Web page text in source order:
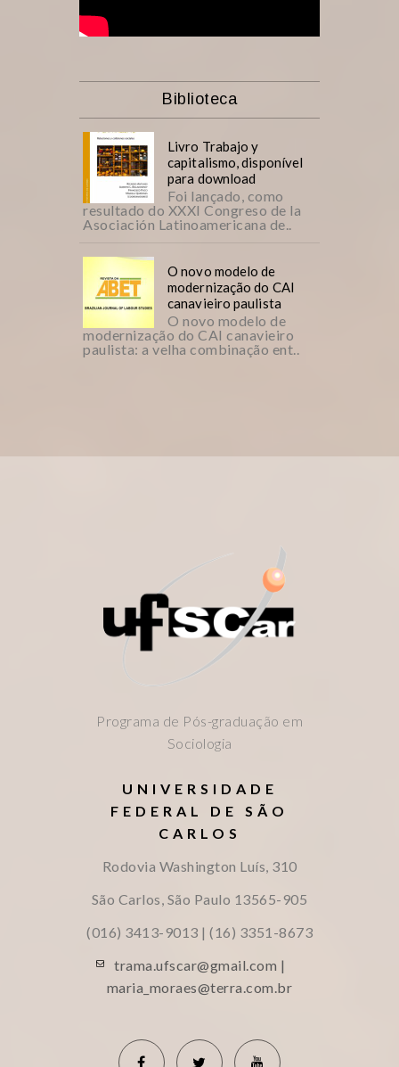
Biblioteca
Livro Trabajo y
capitalismo, disponível
para download
Foi lançado, como
resultado do XXXI Congreso de la
Asociación Latinoamericana de..
O novo modelo de
modernização do CAI
canavieiro paulista
O novo modelo de
modernização do CAI canavieiro
paulista: a velha combinação ent..
Programa de Pós-graduação em
Sociologia
UNIVERSIDADE
FEDERAL DE SÃO
CARLOS
Rodovia Washington Luís, 310
São Carlos, São Paulo 13565-905
(016) 3413-9013 | (16) 3351-8673
trama.ufscar@gmail.com |
maria_moraes@terra.com.br